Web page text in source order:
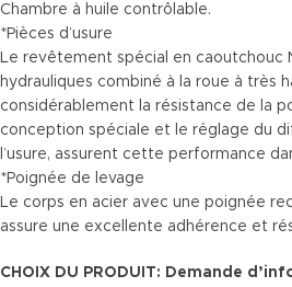
Chambre à huile contrôlable.
*Pièces d’usure
Le revêtement spécial en caoutchouc
hydrauliques combiné à la roue à très
considérablement la résistance de la
conception spéciale et le réglage du
l’usure, assurent cette performance
*Poignée de levage
Le corps en acier avec une poignée
assure une excellente adhérence et
CHOIX DU PRODUIT: Demande